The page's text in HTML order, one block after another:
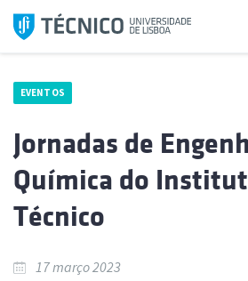
Saltar
para
EVENTOS
Jornadas de
Química do
Técnico
17 março 2023